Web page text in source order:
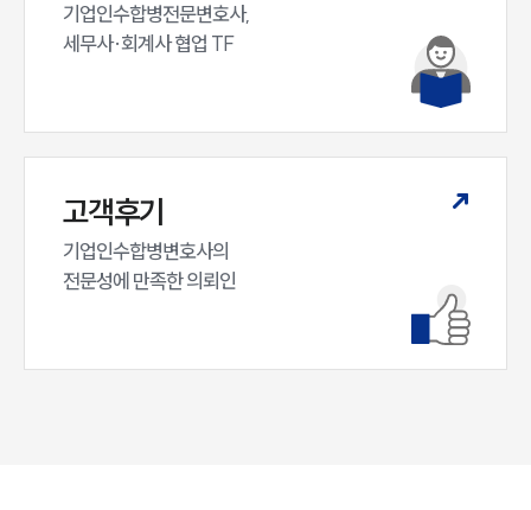
기업인수합병전문변호사,
세무사·회계사 협업 TF
고객후기
기업인수합병변호사의
전문성에 만족한 의뢰인